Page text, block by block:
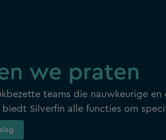
we praten
teams die nauwkeurige
biedt Silverfin alle functies om